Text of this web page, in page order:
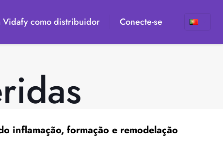
Vidafy como distribuidor Conecte-se
inflamação, formação e remodelação